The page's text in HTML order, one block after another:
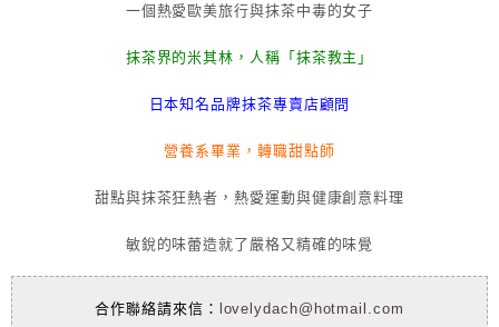
一個熱愛歐美旅行與抹茶中毒的女子
抹茶界的米其林，人稱「抹茶教主」
日本知名品牌抹茶專賣店顧問
營養系畢業，轉職甜點師
甜點與抹茶狂熱者，熱愛運動與健康創意料理
敏銳的味蕾造就了嚴格又精確的味覺
合作聯絡請來信： lovelydach@hotmail.com